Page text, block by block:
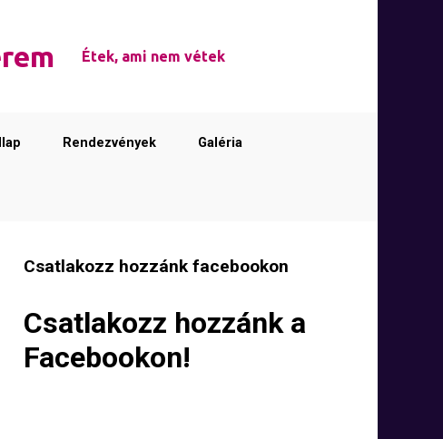
Étek, ami nem vétek
Rendezvények Galéria
Csatlakozz hozzánk facebookon
Csatlakozz hozzánk a
Facebookon!